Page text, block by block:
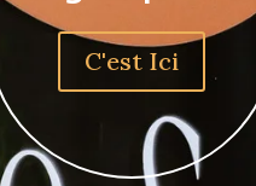
C'est Ici